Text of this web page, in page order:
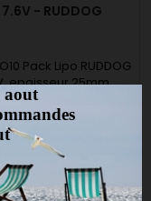
- RUDDOG
Pack Lipo RUDDOG
epaisseur 25mm
favorite_border
aout